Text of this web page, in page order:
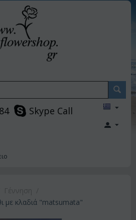
Skype Call
με κλαδιά "matsumata"